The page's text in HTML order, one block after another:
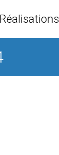
Réalisations